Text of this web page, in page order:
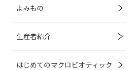
よみもの
生産者紹介
はじめてのマクロビオティック